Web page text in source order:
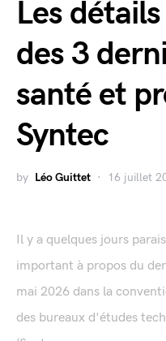
Les
des 3
santé et
Syntec
by Léo Guittet 16 juillet
Il y a quelques jours
important à propos du
mai 2026 dans la
des bureaux d'études